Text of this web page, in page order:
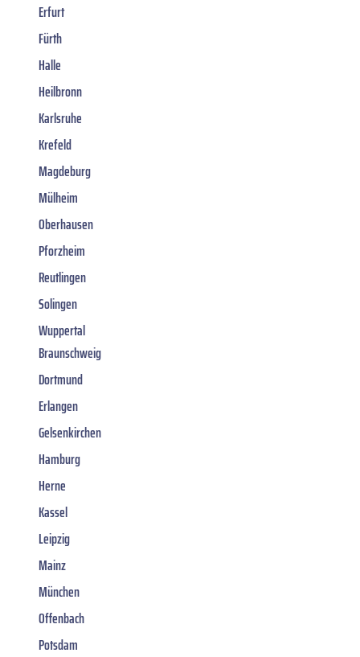
Erfurt
Fürth
Halle
Heilbronn
Karlsruhe
Krefeld
Magdeburg
Mülheim
Oberhausen
Pforzheim
Reutlingen
Solingen
Wuppertal
Braunschweig
Dortmund
Erlangen
Gelsenkirchen
Hamburg
Herne
Kassel
Leipzig
Mainz
München
Offenbach
Potsdam